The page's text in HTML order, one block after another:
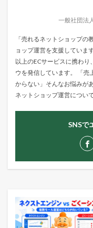
一般社団法
「売れるネットショップの
ョップ運営を支援していま
以上のECサービスに携わ
ウを発信しています。 「
からない」そんなお悩みが
ネットショップ運営につい
SNSで